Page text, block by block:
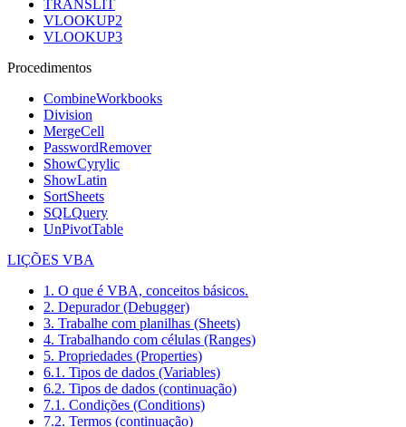
TRANSLIT
VLOOKUP2
VLOOKUP3
Procedimentos
CombineWorkbooks
Division
MergeCell
PasswordRemover
ShowCyrylic
ShowLatin
SortSheets
SQLQuery
UnPivotTable
LIÇÕES VBA
1. O que é VBA, conceitos básicos.
2. Depurador (Debugger)
3. Trabalhe com planilhas (Sheets)
4. Trabalhando com células (Ranges)
5. Propriedades (Properties)
6.1. Tipos de dados (Variables)
6.2. Tipos de dados (continuação)
7.1. Condições (Conditions)
7.2. Termos (continuação)